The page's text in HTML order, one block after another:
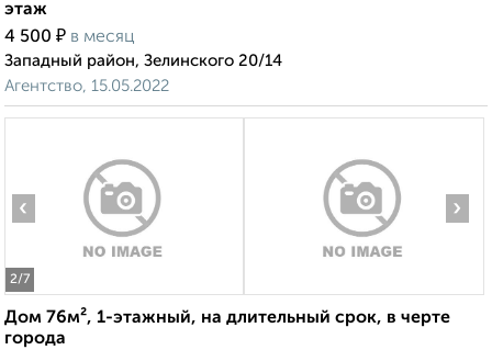
этаж
4 500 ₽ в месяц
Западный район, Зелинского 20/14
Агентство, 15.05.2022
2/7
‹ ›
Дом 76м², 1-этажный, на длительный срок, в черте
города